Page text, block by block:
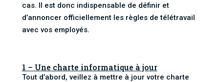
cas. Il est donc indispensable de définir et
d’annoncer officiellement les règles de télétravail
avec vos employés.
1 – Une charte informatique à jour
Tout d’abord, veillez à mettre à jour votre charte